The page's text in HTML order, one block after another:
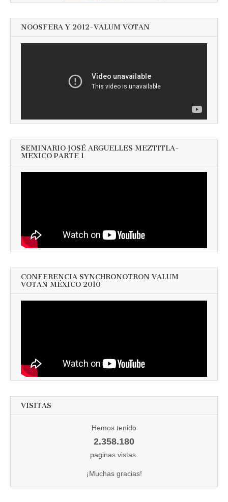
NOOSFERA Y 2012-VALUM VOTAN
SEMINARIO JOSÉ ARGUELLES MEZTITLA-
MEXICO PARTE 1
CONFERENCIA SYNCHRONOTRON VALUM
VOTAN MÉXICO 2010
VISITAS
Hemos tenido
2.358.180
paginas vistas.
¡Muchas gracias!